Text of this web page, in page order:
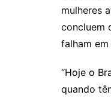
mulheres
concluem
falham
“Hoje o
quando